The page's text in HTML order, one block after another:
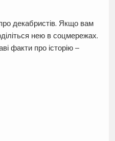
декабристів. Якщо вам
нею в соцмережах.
факти про історію –